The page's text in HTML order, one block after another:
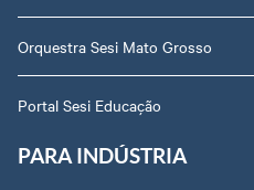
Orquestra Sesi Mato Grosso
Portal Sesi Educação
PARA INDÚSTRIA